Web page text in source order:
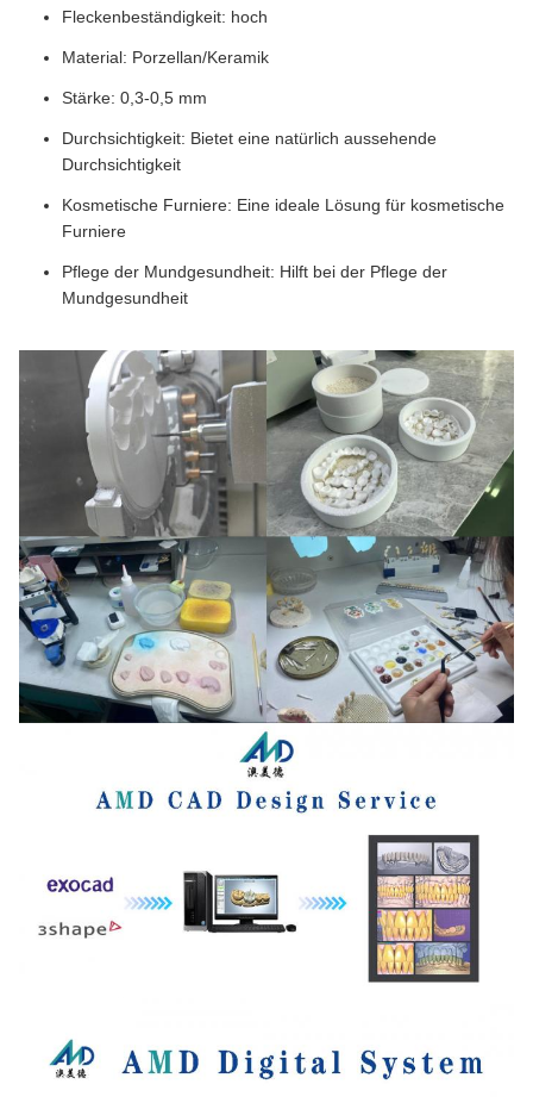
Fleckenbeständigkeit: hoch
Material: Porzellan/Keramik
Stärke: 0,3-0,5 mm
Durchsichtigkeit: Bietet eine natürlich aussehende
Durchsichtigkeit
Kosmetische Furniere: Eine ideale Lösung für kosmetische
Furniere
Pflege der Mundgesundheit: Hilft bei der Pflege der
Mundgesundheit